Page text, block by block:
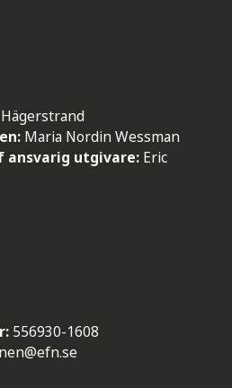
Maria Nordin Wessman
ansvarig utgivare: Eric
556930-1608